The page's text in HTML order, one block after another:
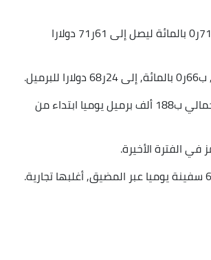
وخلال الجلسة الصباحية, انخفض سعر خام برنت, تسليم سبتمبر, بنسبة 71ر0 بالمائة ليصل إلى 61ر71 دولارا
وكانت سبع دول من مجموعة "أوبك+" قررت أمس الأحد رفع انتاجها الاجمالي ب188 ألف برميل يوميا ابتداء من
الفترة الأخيرة.